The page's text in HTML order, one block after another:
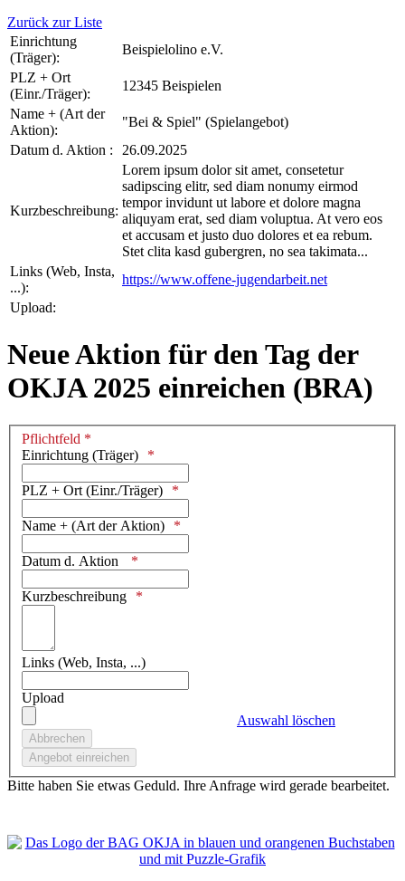
Zurück zur Liste
Einrichtung
(Träger):
Beispielolino e.V.
PLZ + Ort
(Einr./Träger):
12345 Beispielen
Name + (Art der
Aktion):
"Bei & Spiel" (Spielangebot)
Datum d. Aktion :
26.09.2025
Kurzbeschreibung:
Lorem ipsum dolor sit amet, consetetur
sadipscing elitr, sed diam nonumy eirmod
tempor invidunt ut labore et dolore magna
aliquyam erat, sed diam voluptua. At vero eos
et accusam et justo duo dolores et ea rebum.
Stet clita kasd gubergren, no sea takimata...
Links (Web, Insta,
...):
https://www.offene-jugendarbeit.net
Upload:
Neue Aktion für den Tag der
OKJA 2025 einreichen (BRA)
Pflichtfeld *
Einrichtung (Träger)
PLZ + Ort (Einr./Träger)
Name + (Art der Aktion)
Datum d. Aktion
Kurzbeschreibung
Links (Web, Insta, ...)
Upload
Auswahl löschen
Bitte haben Sie etwas Geduld. Ihre Anfrage wird gerade bearbeitet.